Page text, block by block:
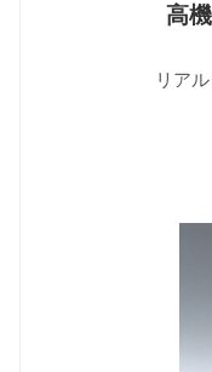
高
リア